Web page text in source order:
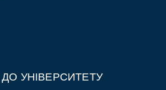
УНІВЕРСИТЕТУ